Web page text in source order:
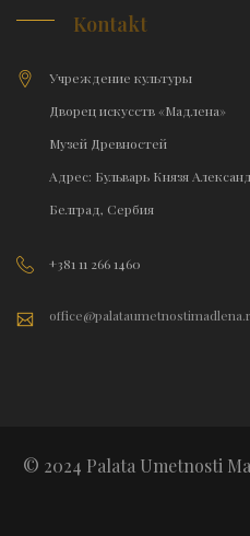
Kontakt
Учреждение культуры
Дворец искусств «Мадлена»
Музей Древностей
Адрес: Бульварь Князя
Белград, Сербия
+381 11 266 1460
© 2024 Palata Umetnosti